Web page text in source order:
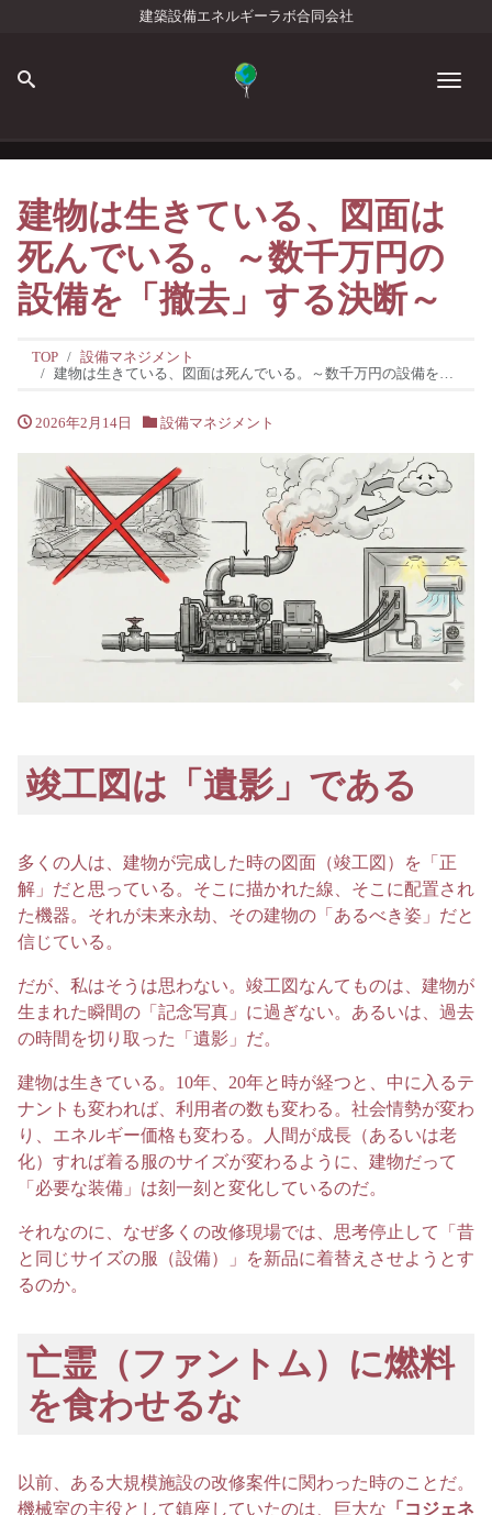
建築設備エネルギーラボ合同会社
建物は生きている、図面は
死んでいる。～数千万円の
設備を「撤去」する決断～
TOP
設備マネジメント
建物は生きている、図面は死んでいる。～数千万円の設備を「撤去」する決断～
2026年2月14日 設備マネジメント
竣工図は「遺影」である
多くの人は、建物が完成した時の図面（竣工図）を「正
解」だと思っている。そこに描かれた線、そこに配置され
た機器。それが未来永劫、その建物の「あるべき姿」だと
信じている。
だが、私はそうは思わない。竣工図なんてものは、建物が
生まれた瞬間の「記念写真」に過ぎない。あるいは、過去
の時間を切り取った「遺影」だ。
建物は生きている。10年、20年と時が経つと、中に入るテ
ナントも変われば、利用者の数も変わる。社会情勢が変わ
り、エネルギー価格も変わる。人間が成長（あるいは老
化）すれば着る服のサイズが変わるように、建物だって
「必要な装備」は刻一刻と変化しているのだ。
それなのに、なぜ多くの改修現場では、思考停止して「昔
と同じサイズの服（設備）」を新品に着替えさせようとす
るのか。
亡霊（ファントム）に燃料
を食わせるな
以前、ある大規模施設の改修案件に関わった時のことだ。
機械室の主役として鎮座していたのは、巨大な 「コジェネ